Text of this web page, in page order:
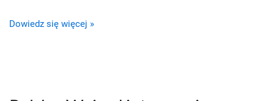
Dowiedz się więcej »